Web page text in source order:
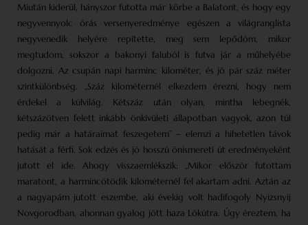
Miután kiderül, hányszor futotta már körbe a Balatont, és hogy egy
negyvennyolc órás versenyeredménye egészen a világranglista
negyvenedik helyére repítette, meg sem lepődöm, mikor
megtudom, sokszor a bakonyi faluból is futva jár a műhelyébe
dolgozni. Az csupán napi harminc kilométer, és jó pár száz méter
szintkülönbség. „Száz kilométernél elkezdem érezni, hogy nem
érdekel a külvilág. Kétszáz után olyan, mintha lebegnék,
kétszázötven felett inkább önkívületi állapotban vagyok, azon túl
pedig már a határaimat feszegetem” – elemzi a hihetetlen távok
hatását a férfi. Sok edzés és jó hosszú önismereti út eredményeként
jutott el ide. Ahogy visszaemlékszik: „Mikor először futottam
maratont, a harmincötödik kilométernél fel akartam adni. Aztán az
a nagyapám jutott eszembe, aki évekig volt hadifogoly Nyizsnyij
Novgorodban, ahonnan gyalog jött haza Lókútra. Úgy éreztem, ha